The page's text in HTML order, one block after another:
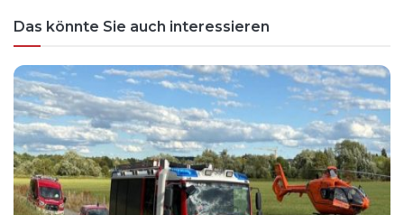
Das könnte Sie auch interessieren